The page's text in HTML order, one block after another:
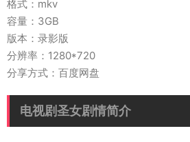
格式：mkv
容量：3GB
版本：录影版
分辨率：1280*720
分享方式：百度网盘
电视剧圣女剧情简介